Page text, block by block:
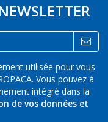
utilisée pour vous
Vous pouvez à
intégré dans la
de vos données et